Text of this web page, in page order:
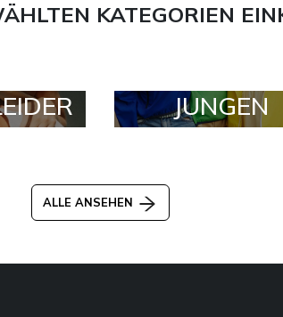
KATEGORIEN
JUNGEN
ALLE ANSEHEN